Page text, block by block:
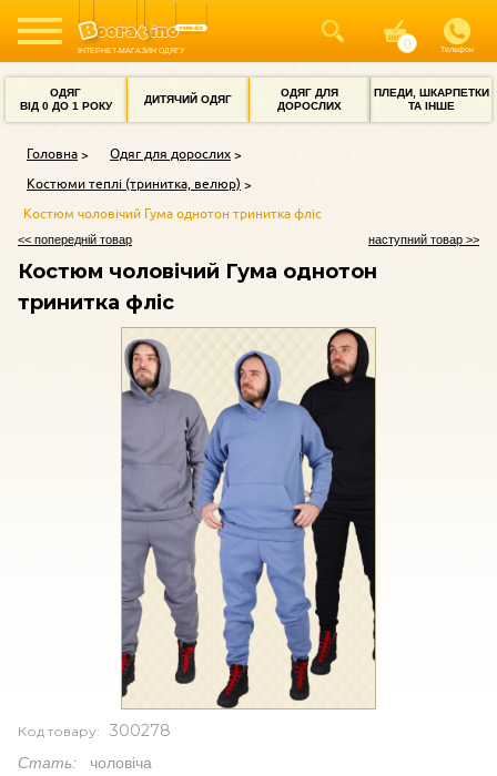
ІНТЕРНЕТ-МАГАЗИН ОДЯГУ Телефон
ОДЯГ
ВІД 0 ДО 1 РОКУ
ДИТЯЧИЙ ОДЯГ
ОДЯГ ДЛЯ
ДОРОСЛИХ
ПЛЕДИ, ШКАРПЕТКИ
ТА ІНШЕ
Головна
Одяг для дорослих
Костюми теплі (тринитка, велюр)
Костюм чоловічий Гума однотон тринитка фліс
<< попередній товар наступний товар >>
Костюм чоловічий Гума однотон
тринитка фліс
Код товару: 300278
Стать: чоловіча